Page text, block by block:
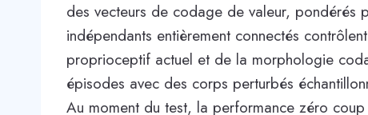
des vecteurs de codage de valeur, pondérés
indépendants entièrement connectés
proprioceptif actuel et de la morphologie
épisodes avec des corps perturbés
Au moment du test, la performance zéro